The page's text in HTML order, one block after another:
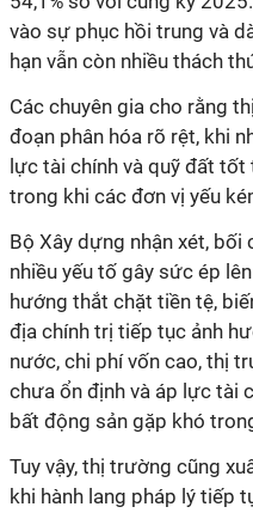
vào sự phục hồi trung và
hạn vẫn còn nhiều thách
Các chuyên gia cho rằng
đoạn phân hóa rõ rệt, khi
lực tài chính và quỹ đất
trong khi các đơn vị yếu
Bộ Xây dựng nhận xét, bối
nhiều yếu tố gây sức ép
hướng thắt chặt tiền tệ,
địa chính trị tiếp tục ảnh
nước, chi phí vốn cao, thị
chưa ổn định và áp lực tài
bất động sản gặp khó
Tuy vậy, thị trường cũng
khi hành lang pháp lý tiếp